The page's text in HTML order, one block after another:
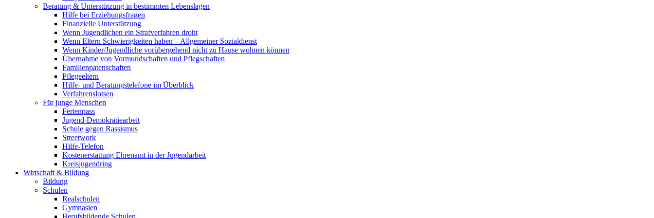
Beratung & Unterstützung in bestimmten Lebenslagen
Hilfe bei Erziehungsfragen
Finanzielle Unterstützung
Wenn Jugendlichen ein Strafverfahren droht
Wenn Eltern Schwierigkeiten haben – Allgemeiner Sozialdienst
Wenn Kinder/Jugendliche vorübergehend nicht zu Hause wohnen können
Übernahme von Vormundschaften und Pflegschaften
Familienpatenschaften
Pflegeeltern
Hilfe- und Beratungstelefone im Überblick
Verfahrenslotsen
Für junge Menschen
Ferienpass
Jugend-Demokratiearbeit
Schule gegen Rassismus
Streetwork
Hilfe-Telefon
Kostenerstattung Ehrenamt in der Jugendarbeit
Kreisjugendring
Wirtschaft & Bildung
Bildung
Schulen
Realschulen
Gymnasien
Berufsbildende Schulen